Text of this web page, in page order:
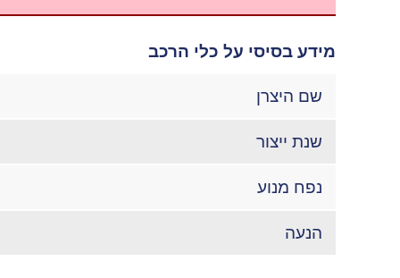
מידע בסיסי על כלי הרכב
שם היצרן
שנת ייצור
נפח מנוע
הנעה